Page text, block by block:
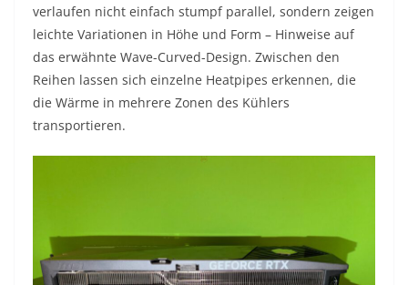
verlaufen nicht einfach stumpf parallel, sondern zeigen
leichte Variationen in Höhe und Form – Hinweise auf
das erwähnte Wave-Curved-Design. Zwischen den
Reihen lassen sich einzelne Heatpipes erkennen, die
die Wärme in mehrere Zonen des Kühlers
transportieren.